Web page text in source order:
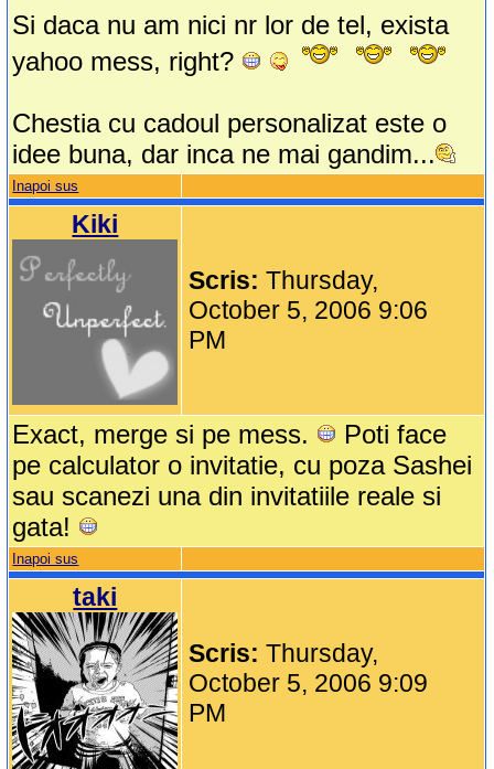
Si daca nu am nici nr lor de tel, exista
yahoo mess, right?
Chestia cu cadoul personalizat este o
idee buna, dar inca ne mai gandim...
Inapoi sus
Kiki
Scris:Thursday,
October 5, 2006 9:06
PM
Exact, merge si pe mess.
Poti face
pe calculator o invitatie, cu poza Sashei
sau scanezi una din invitatiile reale si
gata!
Inapoi sus
taki
Scris:Thursday,
October 5, 2006 9:09
PM